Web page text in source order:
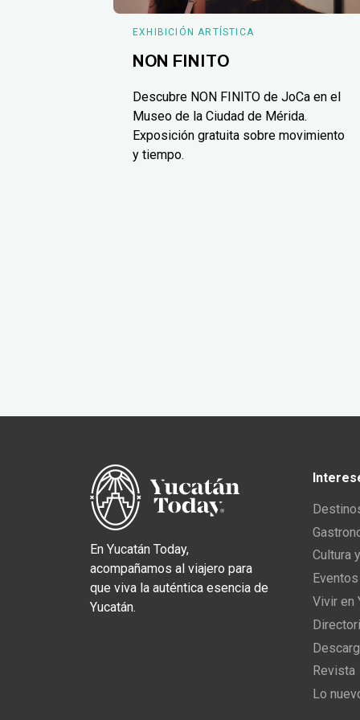
EXHIBICIÓN ARTÍSTICA
NON FINITO
Descubre NON FINITO de JoCa en el
Museo de la Ciudad de Mérida.
Exposición gratuita sobre movimiento
y tiempo.
En Yucatán Today,
acompañamos al viajero para
que viva la auténtica esencia de
Yucatán.
Cultura
Vivir en
Revista
Lo